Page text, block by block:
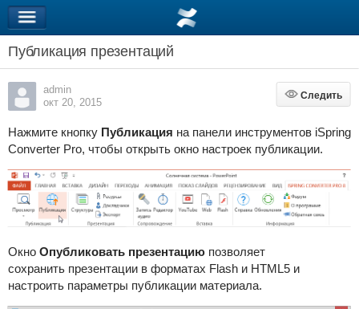
Публикация презентаций
admin
окт 20, 2015
Следить
Следить
Нажмите кнопку Публикация на панели инструментов iSpring
Converter Pro, чтобы открыть окно настроек публикации.
Окно Опубликовать презентациюпозволяет
сохранить презентациив форматах Flash и HTML5и
настроить параметры публикации материала.